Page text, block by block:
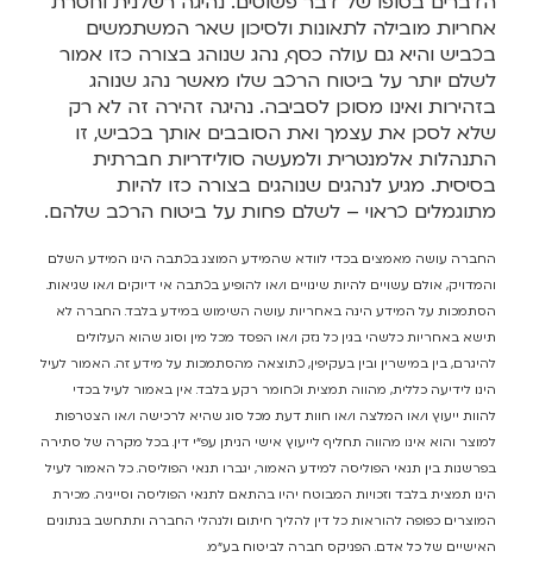
אחריות מובילה לתאונות ולסיכון שאר המשתמשים
בכביש והיא גם עולה כסף, נהג שנוהג בצורה כזו אמור
לשלם יותר על ביטוח הרכב שלו מאשר נהג שנוהג
בזהירות ואינו מסוכן לסביבה. נהיגה זהירה זה לא רק
שלא לסכן את עצמך ואת הסובבים אותך בכביש, זו
התנהלות אלמנטרית ולמעשה סולידריות חברתית
בסיסית. מגיע לנהגים שנוהגים בצורה כזו להיות
מתוגמלים כראוי – לשלם פחות על ביטוח הרכב שלהם.
החברה עושה מאמצים בכדי לוודא שהמידע המוצג בכתבה הינו המידע השלם
והמדויק, אולם עשויים להיות שינויים ו/או להופיע בכתבה אי דיוקים ו/או שגיאות.
הסתמכות על המידע הינה באחריות עושה השימוש במידע בלבד. החברה לא
תישא באחריות כלשהי בגין כל נזק ו/או הפסד מכל מין וסוג שהוא העלולים
להיגרם, בין במישרין ובין בעקיפין, כתוצאה מהסתמכות על מידע זה. האמור לעיל
הינו לידיעה כללית, מהווה תמצית וכחומר רקע בלבד. אין באמור לעיל בכדי
להוות ייעוץ ו/או המלצה ו/או חוות דעת מכל סוג שהיא לרכישה ו/או הצטרפות
למוצר והוא אינו מהווה תחליף לייעוץ אישי הניתן עפ"י דין. בכל מקרה של סתירה
בפרשנות בין תנאי הפוליסה למידע האמור, יגברו תנאי הפוליסה. כל האמור לעיל
הינו תמצית בלבד וזכויות המבוטח יהיו בהתאם לתנאי הפוליסה וסייגיה. מכירת
המוצרים כפופה להוראות כל דין להליך חיתום ולנהלי החברה ותתחשב בנתונים
האישיים של כל אדם. הפניקס חברה לביטוח בע"מ.